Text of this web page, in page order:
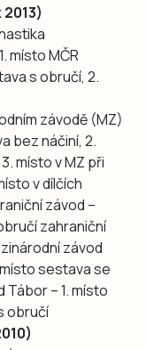
místo MČR
s obručí, 2.
závodě (MZ)
bez náčiní, 2.
místo v MZ při
v dílčích
závod –
zahraniční
závod
sestava se
Tábor – 1. místo
obručí